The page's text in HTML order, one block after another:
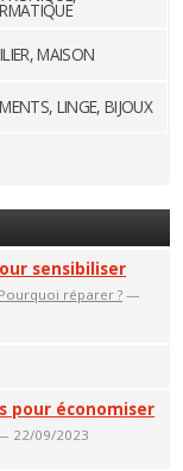
MAISON
LINGE, BIJOUX
sensibiliser
Pourquoi réparer ? —
pour économiser
22/09/2023